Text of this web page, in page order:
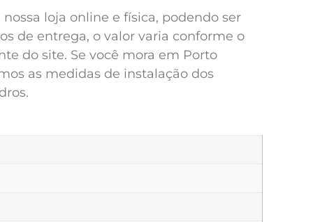
loja online e física, podendo ser
de entrega, o valor varia conforme o
do site. Se você mora em Porto
as medidas de instalação dos